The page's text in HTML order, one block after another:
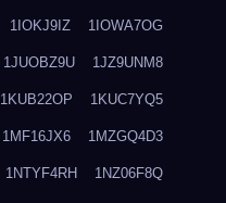
1IOKJ9IZ 1IOWA7OG
1JUOBZ9U 1JZ9UNM8
1KUB22OP 1KUC7YQ5
1MF16JX6 1MZGQ4D3
1NTYF4RH 1NZ06F8Q